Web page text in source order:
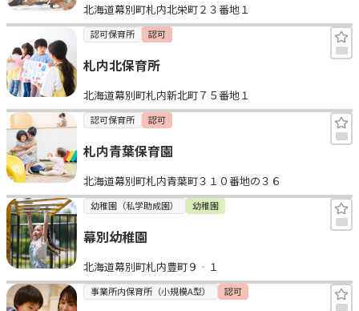
北海道幕別町札内北栄町２３番地１
認可保育所 認可
札内北保育所
北海道幕別町札内新北町７５番地１
認可保育所 認可
札内青葉保育園
北海道幕別町札内青葉町３１０番地の３６
幼稚園（私学助成園） 幼稚園
幕別幼稚園
北海道幕別町札内豊町９‐１
事業所内保育所（小規模A型） 認可